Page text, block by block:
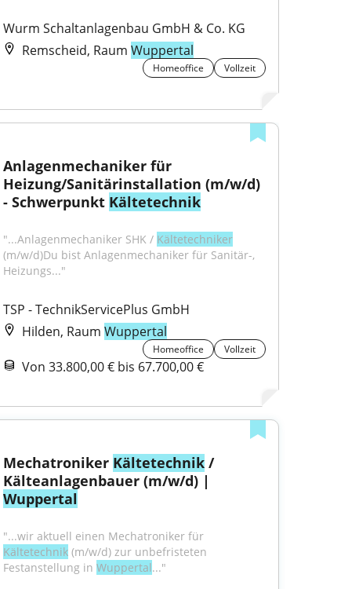
Wurm Schaltanlagenbau GmbH & Co. KG
Remscheid, Raum Wuppertal
Homeoffice Vollzeit
Anlagenmechaniker für
Heizung/Sanitärinstallation (m/w/d)
- Schwerpunkt Kältetechnik
"...Anlagenmechaniker SHK / Kältetechniker
(m/w/d)Du bist Anlagenmechaniker für Sanitär-,
Heizungs..."
TSP - TechnikServicePlus GmbH
Hilden, Raum Wuppertal
Homeoffice Vollzeit
Von 33.800,00 € bis 67.700,00 €
Mechatroniker Kältetechnik /
Wuppertal
"...wir aktuell einen Mechatroniker für
Kältetechnik (m/w/d) zur unbefristeten
Festanstellung in Wuppertal..."